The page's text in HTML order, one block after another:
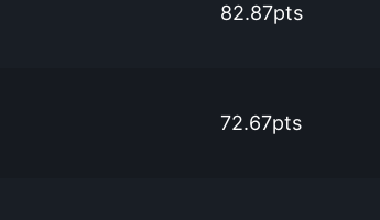
82.87pts
72.67pts